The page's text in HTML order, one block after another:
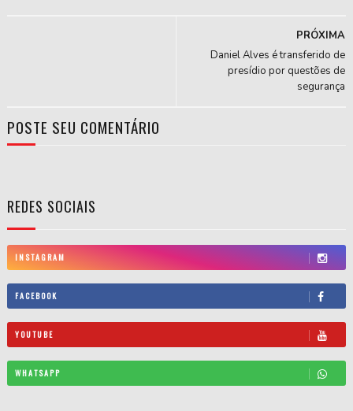
PRÓXIMA
Daniel Alves é transferido de
presídio por questões de
segurança
POSTE SEU COMENTÁRIO
REDES SOCIAIS
INSTAGRAM
FACEBOOK
YOUTUBE
WHATSAPP